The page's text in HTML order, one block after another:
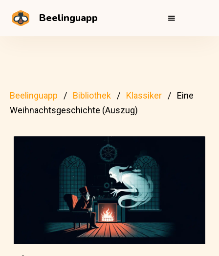
Beelinguapp
Beelinguapp Bibliothek Klassiker
Eine
Weihnachtsgeschichte (Auszug)